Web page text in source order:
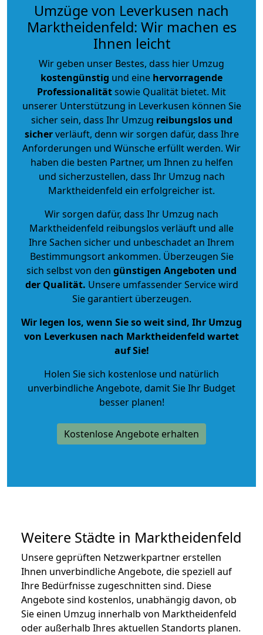
Umzüge von Leverkusen nach
Marktheidenfeld: Wir machen es
Ihnen leicht
Wir geben unser Bestes, dass hier Umzug
kostengünstig und eine hervorragende
Professionalitätsowie Qualität bietet. Mit
unserer Unterstützung in Leverkusen können Sie
sicher sein, dass Ihr Umzug reibungslos und
sicherverläuft, denn wir sorgen dafür, dass Ihre
Anforderungen und Wünsche erfüllt werden. Wir
haben die besten Partner, um Ihnen zu helfen
und sicherzustellen, dass Ihr Umzug nach
Marktheidenfeld ein erfolgreicher ist.
Wir sorgen dafür, dass Ihr Umzug nach
Marktheidenfeld reibungslos verläuft und alle
Ihre Sachen sicher und unbeschadet an Ihrem
Bestimmungsort ankommen. Überzeugen Sie
sich selbst von den günstigen Angeboten und
der Qualität. Unsere umfassender Service wird
Sie garantiert überzeugen.
Wir legen los, wenn Sie so weit sind, Ihr Umzug
von Leverkusen nach Marktheidenfeld wartet
auf Sie!
Holen Sie sich kostenlose und natürlich
unverbindliche Angebote, damit Sie Ihr Budget
besser planen!
Kostenlose Angebote erhalten
Weitere Städte in Marktheidenfeld
Unsere geprüften Netzwerkpartner erstellen
Ihnen unverbindliche Angebote, die speziell auf
Ihre Bedürfnisse zugeschnitten sind. Diese
Angebote sind kostenlos, unabhängig davon, ob
Sie einen Umzug innerhalb von Marktheidenfeld
oder außerhalb Ihres aktuellen Standorts planen.